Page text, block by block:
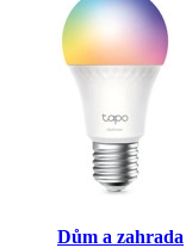
Dům a zahrada